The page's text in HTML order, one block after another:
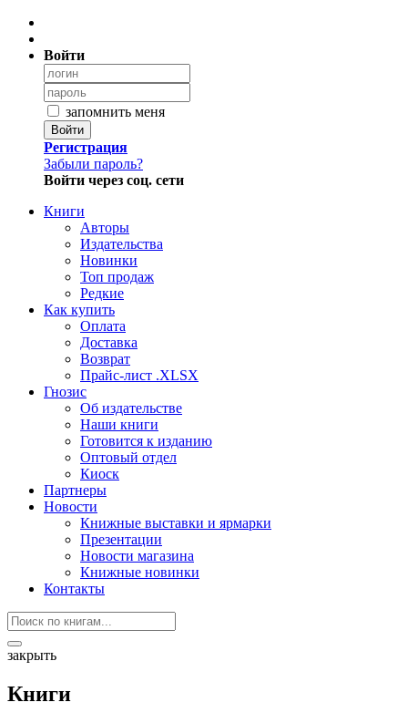
Войти
запомнить меня
Войти
Регистрация
Забыли пароль?
Войти через соц. сети
Книги
Авторы
Издательства
Новинки
Топ продаж
Редкие
Как купить
Оплата
Доставка
Возврат
Прайс-лист .XLSX
Гнозис
Об издательстве
Наши книги
Готовится к изданию
Оптовый отдел
Киоск
Партнеры
Новости
Книжные выставки и ярмарки
Презентации
Новости магазина
Книжные новинки
Контакты
закрыть
Книги